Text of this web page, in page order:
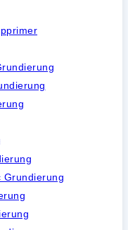
Grundierung